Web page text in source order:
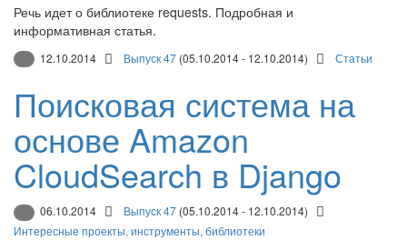
Речь идет о библиотеке requests. Подробная и
информативная статья.
12.10.2014 Выпуск 47 (05.10.2014 - 12.10.2014) Статьи
Поисковая система на
основе Amazon
CloudSearch в Django
06.10.2014 Выпуск 47 (05.10.2014 - 12.10.2014)
Интересные проекты, инструменты, библиотеки